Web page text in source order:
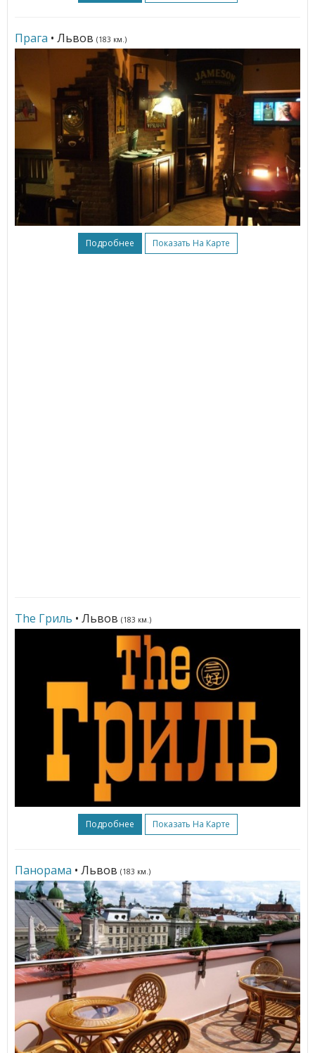
Прага • Львов (183 км.)
Подробнее Показать На Карте
Тhе Гриль • Львов (183 км.)
Подробнее Показать На Карте
Панорама • Львов (183 км.)